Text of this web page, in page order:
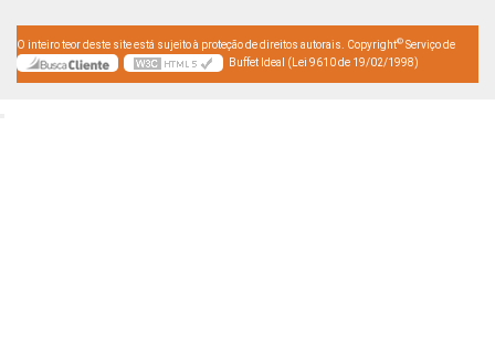
O inteiro teor deste site está sujeito à proteção de direitos autorais. Copyright© Serviço de
Buffet Ideal (Lei 9610 de 19/02/1998)